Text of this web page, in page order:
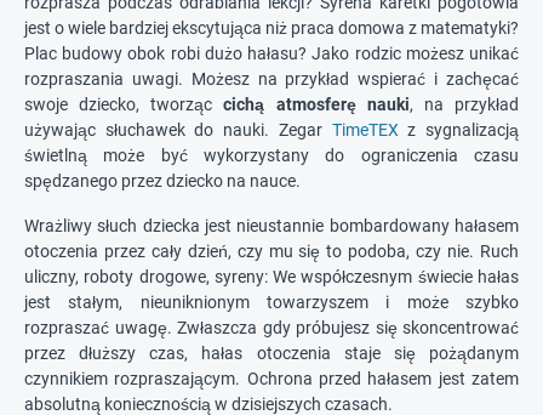
jest o wiele bardziej ekscytująca niż praca domowa z matematyki?
Plac budowy obok robi dużo hałasu? Jako rodzic możesz unikać
rozpraszania uwagi. Możesz na przykład wspierać i zachęcać
swoje dziecko, tworząccichą atmosferę nauki, na przykład
używając słuchawek do nauki. Zegar TimeTEX z sygnalizacją
świetlną może być wykorzystany do ograniczenia czasu
spędzanego przez dziecko na nauce.
Wrażliwy słuch dziecka jest nieustannie bombardowany hałasem
otoczenia przez cały dzień, czy mu się to podoba, czy nie. Ruch
uliczny, roboty drogowe, syreny: We współczesnym świecie hałas
jest stałym, nieuniknionym towarzyszem i może szybko
rozpraszać uwagę. Zwłaszcza gdy próbujesz się skoncentrować
przez dłuższy czas, hałas otoczenia staje się pożądanym
czynnikiem rozpraszającym. Ochrona przed hałasem jest zatem
absolutną koniecznością w dzisiejszych czasach.